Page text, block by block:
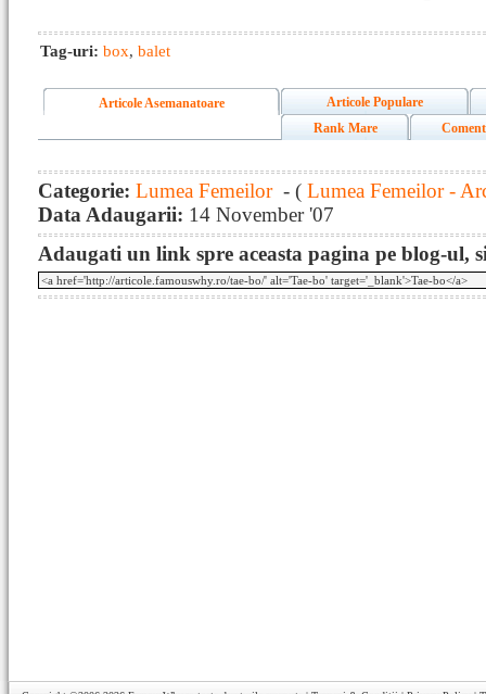
Tag-uri: box, balet
Articole Asemanatoare
Articole Populare
Rank Mare
Categorie: Lumea Femeilor- ( Lumea Femeilor -
Data Adaugarii: 14 November '07
Adaugati un link spre aceasta pagina pe blog-ul,